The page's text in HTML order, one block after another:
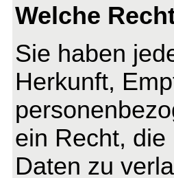
Welche
Sie haben
Herkunft,
ein Recht,
Daten zu